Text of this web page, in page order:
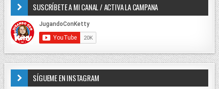
D
E
C
O
N
T
SUSCRÍBETE A MI CANAL / ACTIVA LA CAMPANA
SÍGUEME EN INSTAGRAM